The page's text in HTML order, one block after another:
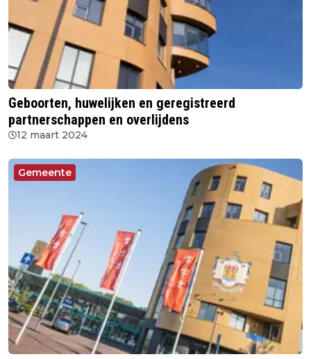
Geboorten, huwelijken en geregistreerd
partnerschappen en overlijdens
12 maart 2024
Gemeente